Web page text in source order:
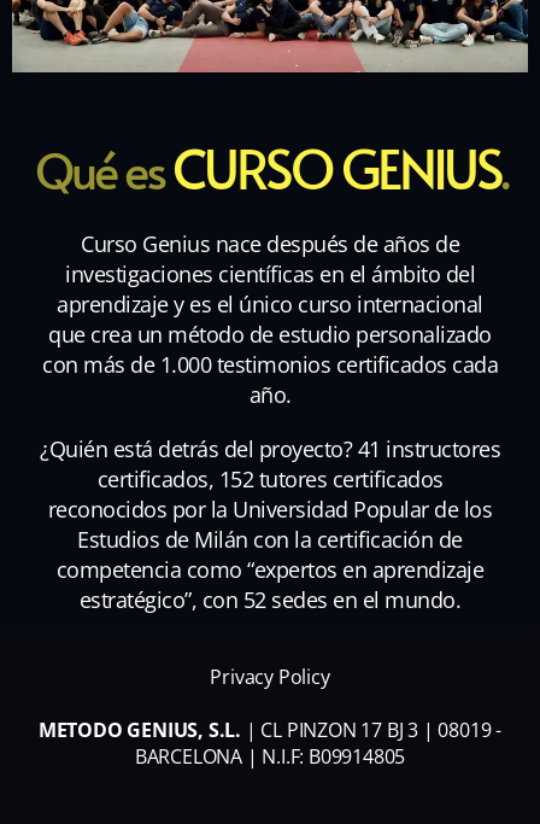
Qué esCURSO GENIUS.
Curso Genius nace después de años de
investigaciones científicas en el ámbito del
aprendizaje y es el único curso internacional
que crea un método de estudio personalizado
con más de 1.000 testimonios certificados cada
año.
¿Quién está detrás del proyecto? 41 instructores
certificados, 152 tutores certificados
reconocidos por la Universidad Popular de los
Estudios de Milán con la certificación de
competencia como “expertos en aprendizaje
estratégico”, con 52 sedes en el mundo.
Privacy Policy
METODO GENIUS, S.L. | CL PINZON 17 BJ 3 | 08019 -
BARCELONA | N.I.F: B09914805